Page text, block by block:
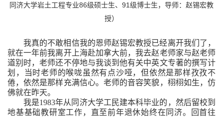
同济大学岩土工程专业86级硕士生、 91 级博士生，导师：赵锡宏教
授）
我真的不敢相信我的恩师赵锡宏教授已经离开我们了，
就在一年前我离开上海赴加拿大前，我去赵老师家与赵老师
道别时，老师还不停地与我谈到他有关中英文专著的撰写计
划，当时老师的喉咙虽然有点沙哑，但依然是那样孜孜不
倦，依然是那样充满信心。老师的音容笑貌，栩栩如生，仿
佛就在昨天。
我是1983年从同济大学工民建本科毕业的，然后留校到
地基基础教研室工作，直至前年退休始终在同济。回首往